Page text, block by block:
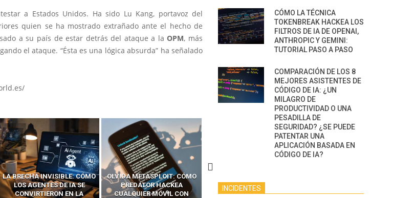
a Estados Unidos. Ha sido Lu Kang, portavoz del
quien se ha mostrado extrañado ante el hecho de
a su país de estar detrás del ataque a la OPM, más
el ataque. “Ésta es una lógica absurda” ha señalado
LA BRECHA INVISIBLE: CÓMO
LOS AGENTES DE IA SE
CONVIRTIERON EN LA
OLVIDA METASPLOIT: CÓMO
PREDATOR HACKEA
CUALQUIER MÓVIL CON
INTERCEPTAN OTPS Y
LLAMADAS MÓVILES SIN
PARA HACKEAR Y
CÓMO LA TÉCNICA
TOKENBREAK HACKEA LOS
FILTROS DE IA DE OPENAI,
ANTHROPIC Y GEMINI:
TUTORIAL PASO A PASO
COMPARACIÓN DE LOS 8
MEJORES ASISTENTES DE
CÓDIGO DE IA: ¿UN
MILAGRO DE
PRODUCTIVIDAD O UNA
PESADILLA DE
SEGURIDAD? ¿SE PUEDE
PATENTAR UNA
APLICACIÓN BASADA EN
CÓDIGO DE IA?
INCIDENTES